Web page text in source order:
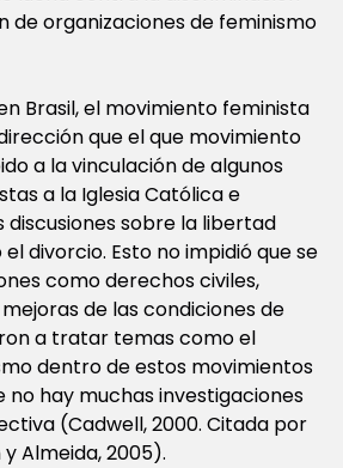
de organizaciones de feminismo
Brasil, el movimiento feminista
que el que movimiento
a la vinculación de algunos
a la Iglesia Católica e
discusiones sobre la libertad
divorcio. Esto no impidió que se
como derechos civiles,
de las condiciones de
a tratar temas como el
dentro de estos movimientos
no hay muchas investigaciones
(Cadwell, 2000. Citada por
Almeida, 2005).